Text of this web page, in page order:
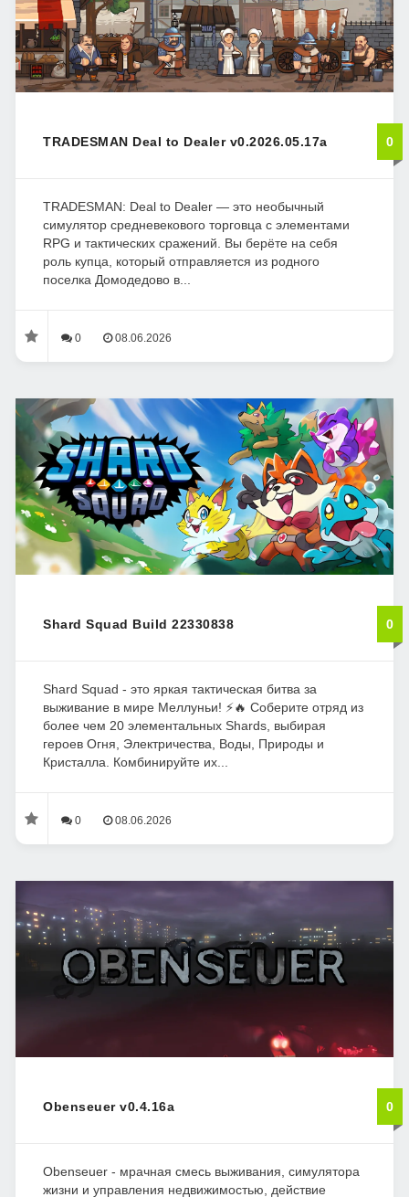
TRADESMAN Deal to Dealer v0.2026.05.17a 0
TRADESMAN: Deal to Dealer — это необычный
симулятор средневекового торговца с элементами
RPG и тактических сражений. Вы берёте на себя
роль купца, который отправляется из родного
поселка Домодедово в...
0 08.06.2026
Shard Squad Build 22330838 0
Shard Squad - это яркая тактическая битва за
выживание в мире Меллуньи! ⚡🔥 Соберите отряд из
более чем 20 элементальных Shards, выбирая
героев Огня, Электричества, Воды, Природы и
Кристалла. Комбинируйте их...
0 08.06.2026
Obenseuer v0.4.16a 0
Obenseuer - мрачная смесь выживания, симулятора
жизни и управления недвижимостью, действие